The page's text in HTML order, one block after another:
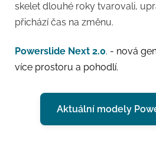
skelet dlouhé roky tvarovali,
přichází čas na změnu.
Powerslide Next 2.0. - nová
více prostoru a pohodlí.
Aktuální modely